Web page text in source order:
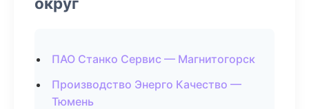
ПАО Станко Сервис — Магнитогорск
Производство Энерго Качество —
Тюмень